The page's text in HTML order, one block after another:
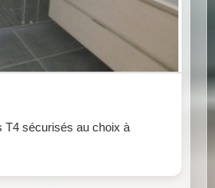
T4 sécurisés au choix à